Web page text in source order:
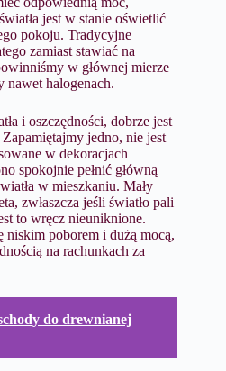
jest w stanie oświetlić
pokoju. Tradycyjne
zamiast stawiać na
w głównej mierze
nawet halogenach.
i oszczędności, dobrze jest
jedno, nie jest
w dekoracjach
spokojnie pełnić główną
w mieszkaniu. Mały
zwłaszcza jeśli światło pali
to wręcz nieuniknione.
niskim poborem i dużą mocą,
na rachunkach za
do drewnianej